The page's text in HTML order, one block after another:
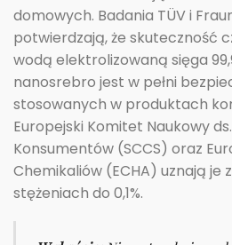
domowych. Badania TÜV i
potwierdzają, że skuteczność
wodą elektrolizowaną sięga
nanosrebro jest w pełni
stosowanych w produktach
Europejski Komitet Naukowy
Konsumentów (SCCS) oraz
Chemikaliów (ECHA) uznają je
stężeniach do 0,1%.